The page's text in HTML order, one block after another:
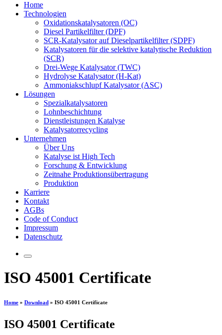
Home
Technologien
Oxidationskatalysatoren (OC)
Diesel Partikelfilter (DPF)
SCR-Katalysator auf Dieselpartikelfilter (SDPF)
Katalysatoren für die selektive katalytische Reduktion
(SCR)
Drei-Wege Katalysator (TWC)
Hydrolyse Katalysator (H-Kat)
Ammoniakschlupf Katalysator (ASC)
Lösungen
Spezialkatalysatoren
Lohnbeschichtung
Dienstleistungen Katalyse
Katalysatorrecycling
Unternehmen
Über Uns
Katalyse ist High Tech
Forschung & Entwicklung
Zeitnahe Produktionsübertragung
Produktion
Karriere
Kontakt
AGBs
Code of Conduct
Impressum
Datenschutz
ISO 45001 Certificate
Home » Download » ISO 45001 Certificate
ISO 45001 Certificate